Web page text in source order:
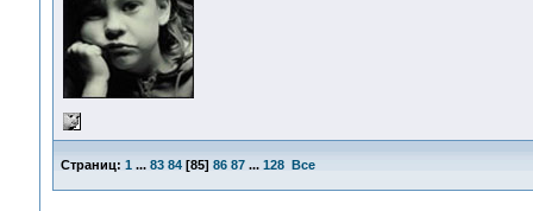
Страниц: 1 ... 83 84[85] 86 87 ... 128 Все